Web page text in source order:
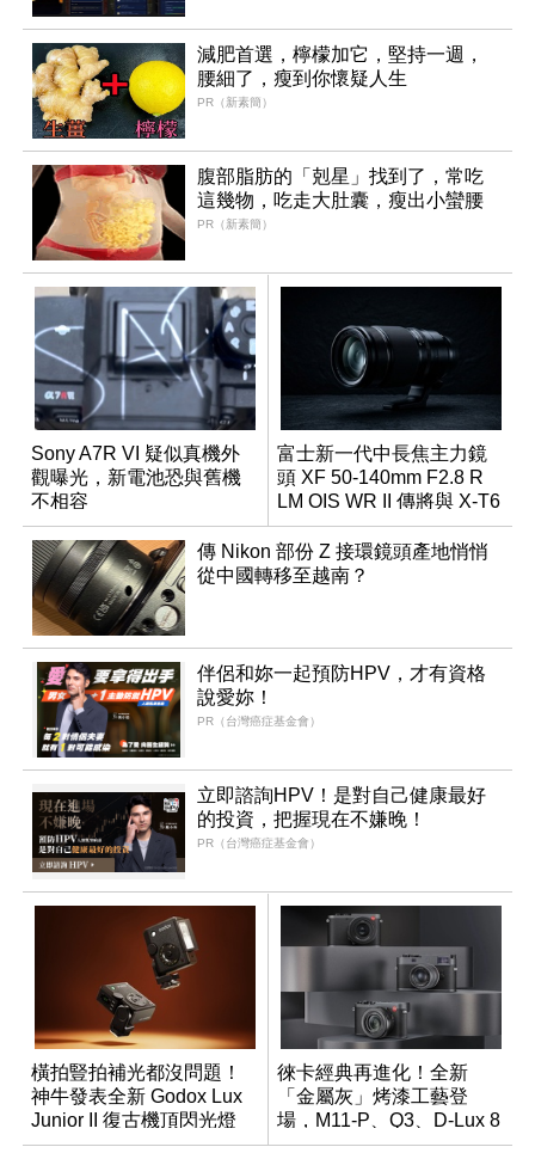
減肥首選，檸檬加它，堅持一週，
腰細了，瘦到你懷疑人生
PR（新素簡）
腹部脂肪的「剋星」找到了，常吃
這幾物，吃走大肚囊，瘦出小蠻腰
PR（新素簡）
Sony A7R VI 疑似真機外
觀曝光，新電池恐與舊機
不相容
富士新一代中長焦主力鏡
頭 XF 50-140mm F2.8 R
LM OIS WR II 傳將與 X-T6
同步亮相
傳 Nikon 部份 Z 接環鏡頭產地悄悄
從中國轉移至越南？
伴侶和妳一起預防HPV，才有資格
說愛妳！
PR（台灣癌症基金會）
立即諮詢HPV！是對自己健康最好
的投資，把握現在不嫌晚！
PR（台灣癌症基金會）
橫拍豎拍補光都沒問題！
神牛發表全新 Godox Lux
Junior II 復古機頂閃光燈
徠卡經典再進化！全新
「金屬灰」烤漆工藝登
場，M11-P、Q3、D-Lux 8
領銜換裝